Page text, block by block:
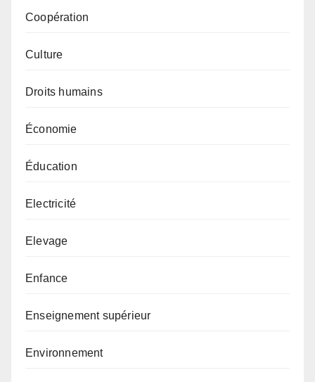
Coopération
Culture
Droits humains
Économie
Éducation
Electricité
Elevage
Enfance
Enseignement supérieur
Environnement